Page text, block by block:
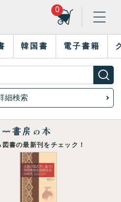
0
韓国書 電子書籍
細検索
書の最新刊をチェック！